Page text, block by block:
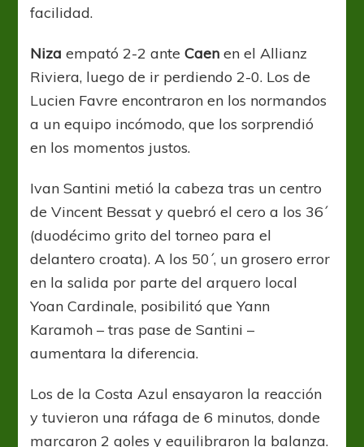
facilidad.
Niza empató 2-2 anteCaen en el Allianz
Riviera, luego de ir perdiendo 2-0. Los de
Lucien Favre encontraron en los normandos
a un equipo incómodo, que los sorprendió
en los momentos justos.
Ivan Santini metió la cabeza tras un centro
de Vincent Bessat y quebró el cero a los 36´
(duodécimo grito del torneo para el
delantero croata). A los 50´, un grosero error
en la salida por parte del arquero local
Yoan Cardinale, posibilitó que Yann
Karamoh – tras pase de Santini –
aumentara la diferencia.
Los de la Costa Azul ensayaron la reacción
y tuvieron una ráfaga de 6 minutos, donde
marcaron 2 goles y equilibraron la balanza.